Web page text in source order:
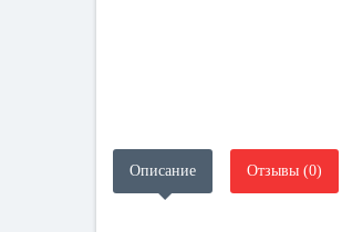
Описание Отзывы (0)